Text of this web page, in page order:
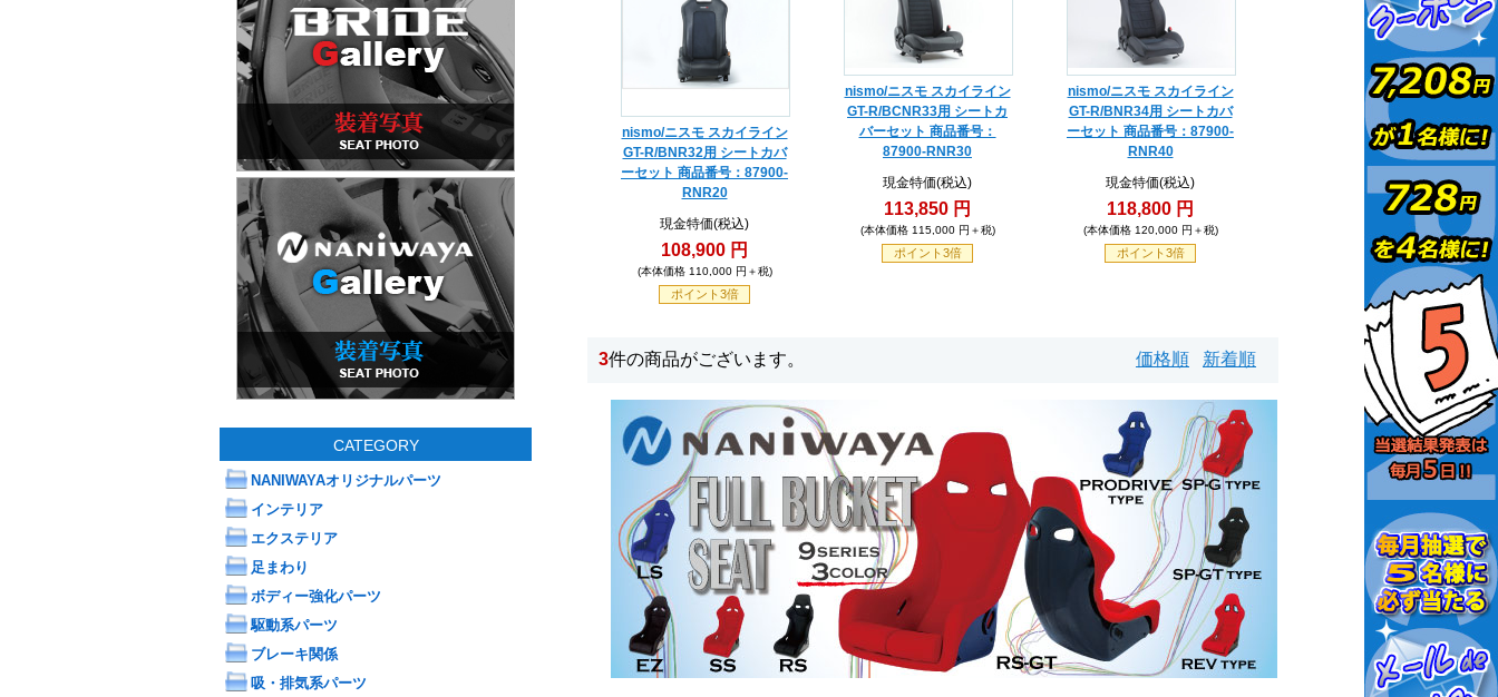
CATEGORY
NANIWAYAオリジナルパーツ
インテリア
エクステリア
足まわり
ボディー強化パーツ
駆動系パーツ
ブレーキ関係
吸・排気系パーツ
nismo/ニスモ スカイライン
GT-R/BNR32用 シートカバ
ーセット 商品番号：87900-
RNR20
現金特価(税込)
108,900 円
(本体価格 110,000 円＋税)
ポイント3倍
nismo/ニスモ スカイライン
GT-R/BCNR33用 シートカ
バーセット 商品番号：
87900-RNR30
現金特価(税込)
113,850 円
(本体価格 115,000 円＋税)
ポイント3倍
nismo/ニスモ スカイライン
GT-R/BNR34用 シートカバ
ーセット 商品番号：87900-
RNR40
現金特価(税込)
118,800 円
(本体価格 120,000 円＋税)
ポイント3倍
3件の商品がございます。 価格順 新着順